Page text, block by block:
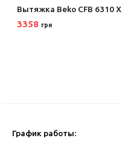
Вытяжка Beko CFB 6310 X
3358 грн
График работы: